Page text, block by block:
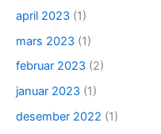
april 2023 (1)
mars 2023 (1)
februar 2023 (2)
januar 2023 (1)
desember 2022 (1)